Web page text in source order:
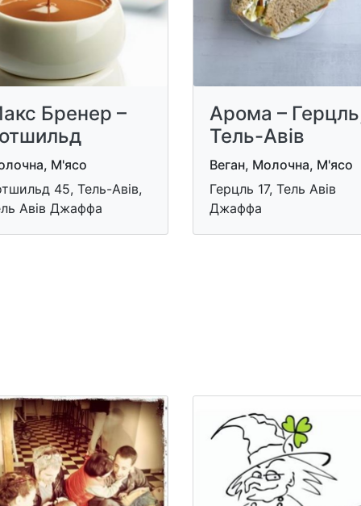
Бренер –
М'ясо
45, Тель-Авів,
Авів Джаффа
Арома –
Тель-Авів
Веган, Молочна, М'ясо
Герцль 17, Тель Авів
Джаффа